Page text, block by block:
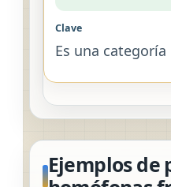
Es una
Ejemplos de